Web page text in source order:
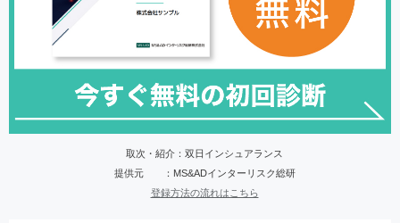
取次・紹介：双日インシュアランス
提供元 ：MS&ADインターリスク総研
登録方法の流れはこちら